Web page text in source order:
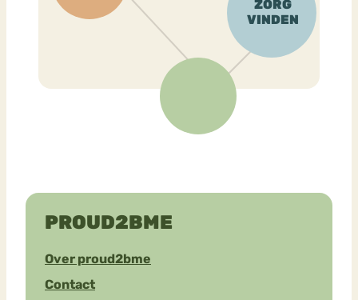
PROUD2BME
Over proud2bme
Contact